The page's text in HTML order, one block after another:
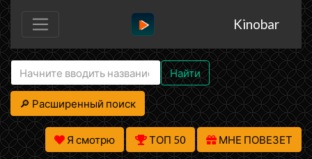
Kinobar
Найти
🔎 Расширенный поиск
Я смотрю ТОП 50 МНЕ ПОВЕЗЕТ